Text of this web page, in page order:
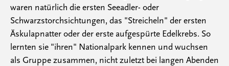
waren natürlich die ersten Seeadler- oder
Schwarzstorchsichtungen, das "Streicheln" der ersten
Äskulapnatter oder der erste aufgespürte Edelkrebs. So
lernten sie "ihren" Nationalpark kennen und wuchsen
als Gruppe zusammen, nicht zuletzt bei langen Abenden